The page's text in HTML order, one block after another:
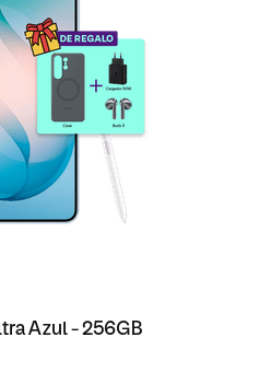
Azul - 256GB